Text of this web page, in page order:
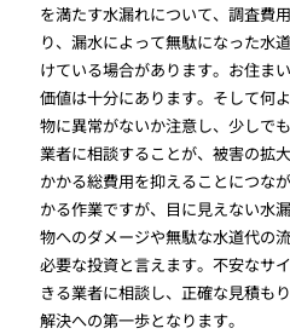
を満たす水漏れについて、調査費
り、漏水によって無駄になった水
けている場合があります。お住ま
価値は十分にあります。そして何
物に異常がないか注意し、少しで
業者に相談することが、被害の拡
かかる総費用を抑えることにつな
かる作業ですが、目に見えない水
物へのダメージや無駄な水道代の
必要な投資と言えます。不安なサ
きる業者に相談し、正確な見積も
解決への第一歩となります。